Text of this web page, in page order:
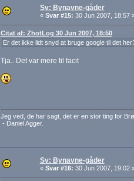
Sv: Bynavne-gåder
« Svar #15: 30 Jun 2007, 18:57
Citat af: ZhotLog 30 Jun 2007, 18:50
Er det ikke lidt snyd at bruge google til det
Tja.. Det var mere til facit
Jeg ved, de har sagt, det er en stor ting for
- Daniel Agger.
Sv: Bynavne-gåder
« Svar #16: 30 Jun 2007, 19:02